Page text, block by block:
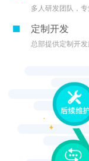
多人研发团队，
定制开发
总部提供定制开